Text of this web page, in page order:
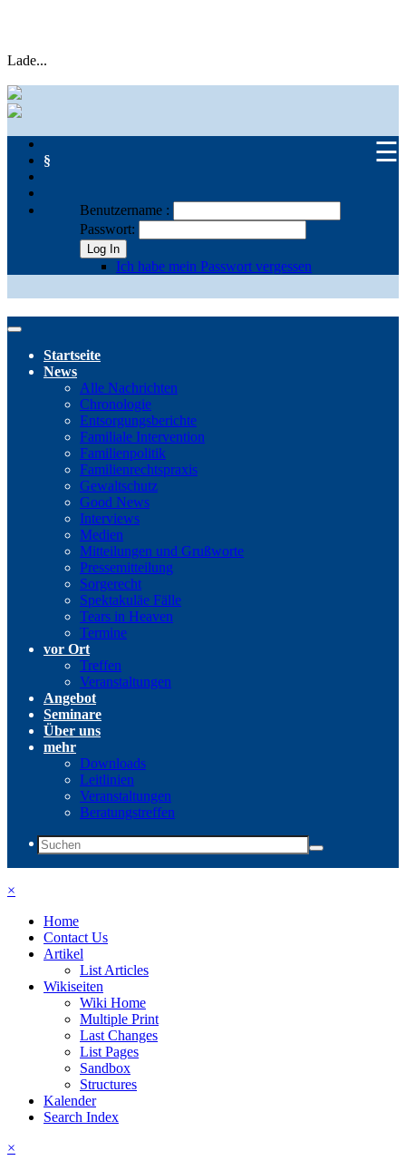
Lade...
☰
§
Benutzername :
Passwort:
Log In
Ich habe mein Passwort vergessen
Startseite
News
Alle Nachrichten
Chronologie
Entsorgungsberichte
Familiale Intervention
Familienpolitik
Familienrechtspraxis
Gewaltschutz
Good News
Interviews
Medien
Mitteilungen und Grußworte
Pressemitteilung
Sorgerecht
Spektakuläe Fälle
Tears in Heaven
Termine
vor Ort
Treffen
Veranstaltungen
Angebot
Seminare
Über uns
mehr
Downloads
Leitlinien
Veranstaltungen
Beratungstreffen
×
Home
Contact Us
Artikel
List Articles
Wikiseiten
Wiki Home
Multiple Print
Last Changes
List Pages
Sandbox
Structures
Kalender
Search Index
×